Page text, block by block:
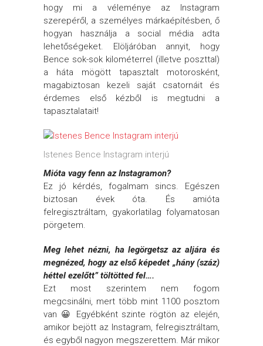
hogy mi a véleménye az Instagram
szerepéről, a személyes márkaépítésben, ő
hogyan használja a social média adta
lehetőségeket. Elöljáróban annyit, hogy
Bence sok-sok kilométerrel (illetve poszttal)
a háta mögött tapasztalt motorosként,
magabiztosan kezeli saját csatornáit és
érdemes első kézből is megtudni a
tapasztalatait!
Istenes Bence Instagram interjú
Mióta vagy fenn az Instagramon?
Ez jó kérdés, fogalmam sincs. Egészen
biztosan évek óta. És amióta
felregisztráltam, gyakorlatilag folyamatosan
pörgetem.
Meg lehet nézni, ha legörgetsz az aljára és
megnézed, hogy az első képedet „hány (száz)
héttel ezelőtt” töltötted fel….
Ezt most szerintem nem fogom
megcsinálni, mert több mint 1100 posztom
van 😀 Egyébként szinte rögtön az elején,
amikor bejött az Instagram, felregisztráltam,
és egyből nagyon megszerettem. Már mikor